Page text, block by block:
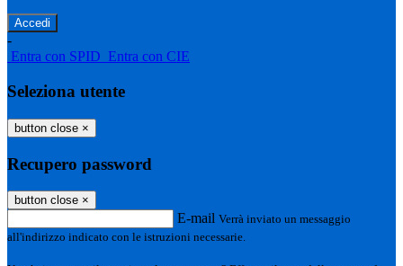
-
Entra con SPID Entra con CIE
Seleziona utente
button close ×
Recupero password
button close ×
E-mail Verrà inviato un messaggio
all'indirizzo indicato con le istruzioni necessarie.